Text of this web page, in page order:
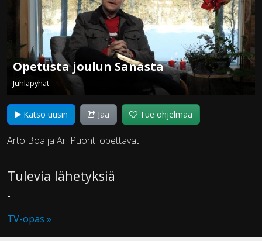
Opetusta joulun Sanasta
Juhlapyhät
Katso uusin Jaa Tue ohjelmaa
Arto Boa ja Ari Puonti opettavat.
Tulevia lähetyksiä
-
TV-opas »